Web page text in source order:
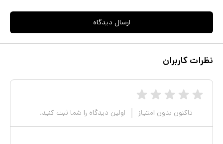
ارسال دیدگاه
نظرات کاربران
تاکنون بدون امتیاز اولین دیدگاه را شما ثبت کنید.